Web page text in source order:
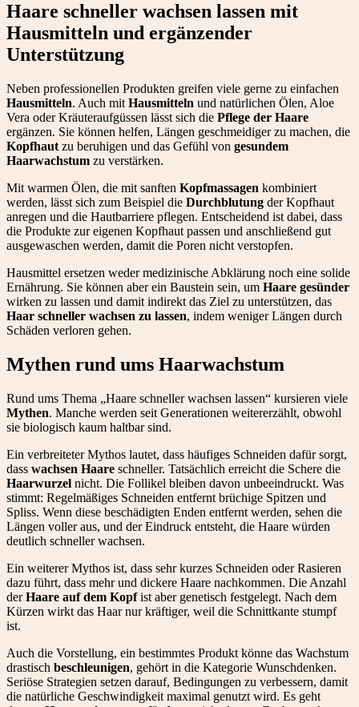
Haare schneller wachsen lassen mit
Hausmitteln und ergänzender
Unterstützung
Neben professionellen Produkten greifen viele gerne zu einfachen
Hausmitteln. Auch mit Hausmitteln und natürlichen Ölen, Aloe
Vera oder Kräuteraufgüssen lässt sich die Pflege der Haare
ergänzen. Sie können helfen, Längen geschmeidiger zu machen, die
Kopfhaut zu beruhigen und das Gefühl von gesundem
Haarwachstum zu verstärken.
Mit warmen Ölen, die mit sanften Kopfmassagen kombiniert
werden, lässt sich zum Beispiel die Durchblutung der Kopfhaut
anregen und die Hautbarriere pflegen. Entscheidend ist dabei, dass
die Produkte zur eigenen Kopfhaut passen und anschließend gut
ausgewaschen werden, damit die Poren nicht verstopfen.
Hausmittel ersetzen weder medizinische Abklärung noch eine solide
Ernährung. Sie können aber ein Baustein sein, um Haare gesünder
wirken zu lassen und damit indirekt das Ziel zu unterstützen, das
Haar schneller wachsen zu lassen, indem weniger Längen durch
Schäden verloren gehen.
Mythen rund ums Haarwachstum
Rund ums Thema „Haare schneller wachsen lassen“ kursieren viele
Mythen. Manche werden seit Generationen weitererzählt, obwohl
sie biologisch kaum haltbar sind.
Ein verbreiteter Mythos lautet, dass häufiges Schneiden dafür sorgt,
dass wachsen Haare schneller. Tatsächlich erreicht die Schere die
Haarwurzel nicht. Die Follikel bleiben davon unbeeindruckt. Was
stimmt: Regelmäßiges Schneiden entfernt brüchige Spitzen und
Spliss. Wenn diese beschädigten Enden entfernt werden, sehen die
Längen voller aus, und der Eindruck entsteht, die Haare würden
deutlich schneller wachsen.
Ein weiterer Mythos ist, dass sehr kurzes Schneiden oder Rasieren
dazu führt, dass mehr und dickere Haare nachkommen. Die Anzahl
derHaare auf dem Kopfist aber genetisch festgelegt. Nach dem
Kürzen wirkt das Haar nur kräftiger, weil die Schnittkante stumpf
ist.
Auch die Vorstellung, ein bestimmtes Produkt könne das Wachstum
drastisch beschleunigen, gehört in die Kategorie Wunschdenken.
Seriöse Strategien setzen darauf, Bedingungen zu verbessern, damit
die natürliche Geschwindigkeit maximal genutzt wird. Es geht